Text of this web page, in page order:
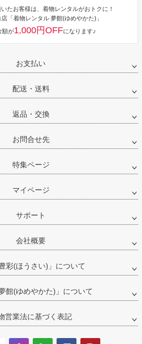
たお客様は、着物レンタルがおトクに！
「着物レンタル 夢館(ゆめやかた)」
額が1,000円OFFになります♪
お支払い
配送・送料
返品・交換
お問合せ先
特集ページ
マイページ
サポート
会社概要
彩(ほうさい)」について
館(ゆめやかた)」について
営業法に基づく表記